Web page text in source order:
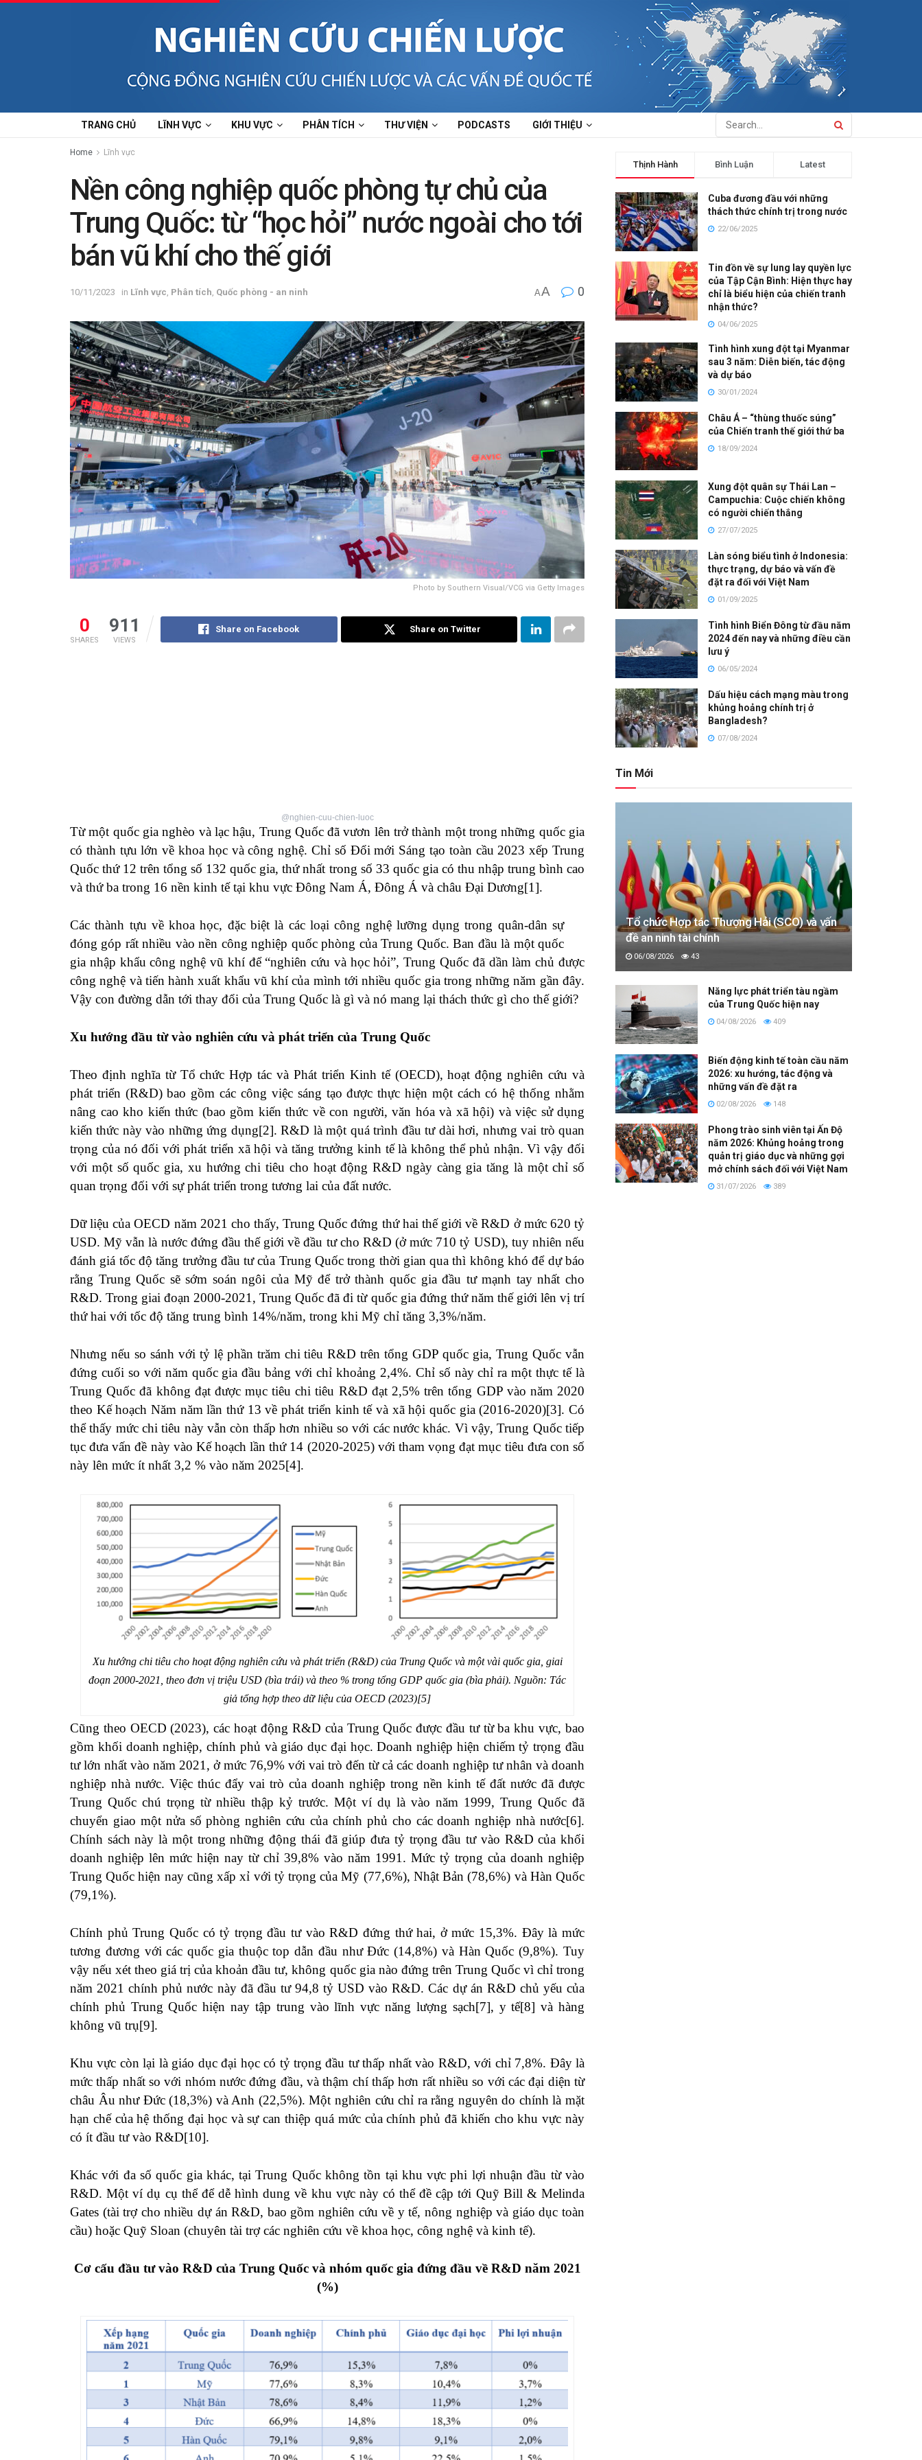
TRANG CHỦ LĨNH VỰC KHU VỰC PHÂN TÍCH THƯ VIỆN PODCASTS GIỚI THIỆU
Home Lĩnh vực
Nền công nghiệp quốc phòng tự chủ của
Trung Quốc: từ “học hỏi” nước ngoài cho tới
bán vũ khí cho thế giới
10/11/2023 in Lĩnh vực Phân tích Quốc phòng - an ninh AA 0
Photo by Southern Visual/VCG via Getty Images
0
SHARES
911
VIEWS
Share on Facebook Share on Twitter
@nghien-cuu-chien-luoc
Từ một quốc gia nghèo và lạc hậu, Trung Quốc đã vươn lên trở thành một trong những quốc gia
có thành tựu lớn về khoa học và công nghệ. Chỉ số Đổi mới Sáng tạo toàn cầu 2023 xếp Trung
Quốc thứ 12 trên tổng số 132 quốc gia, thứ nhất trong số 33 quốc gia có thu nhập trung bình cao
và thứ ba trong 16 nền kinh tế tại khu vực Đông Nam Á, Đông Á và châu Đại Dương[1].
Các thành tựu về khoa học, đặc biệt là các loại công nghệ lưỡng dụng trong quân-dân sự
đóng góp rất nhiều vào nền công nghiệp quốc phòng của Trung Quốc. Ban đầu là một quốc
gia nhập khẩu công nghệ vũ khí để “nghiên cứu và học hỏi”, Trung Quốc đã dần làm chủ được
công nghệ và tiến hành xuất khẩu vũ khí của mình tới nhiều quốc gia trong những năm gần đây.
Vậy con đường dẫn tới thay đổi của Trung Quốc là gì và nó mang lại thách thức gì cho thế giới?
Xu hướng đầu từ vào nghiên cứu và phát triển của Trung Quốc
Theo định nghĩa từ Tổ chức Hợp tác và Phát triển Kinh tế (OECD), hoạt động nghiên cứu và
phát triển (R&D) bao gồm các công việc sáng tạo được thực hiện một cách có hệ thống nhằm
nâng cao kho kiến thức (bao gồm kiến thức về con người, văn hóa và xã hội) và việc sử dụng
kiến thức này vào những ứng dụng[2]. R&D là một quá trình đầu tư dài hơi, nhưng vai trò quan
trọng của nó đối với phát triển xã hội và tăng trưởng kinh tế là không thể phủ nhận. Vì vậy đối
với một số quốc gia, xu hướng chi tiêu cho hoạt động R&D ngày càng gia tăng là một chỉ số
quan trọng đối với sự phát triển trong tương lai của đất nước.
Dữ liệu của OECD năm 2021 cho thấy, Trung Quốc đứng thứ hai thế giới về R&D ở mức 620 tỷ
USD. Mỹ vẫn là nước đứng đầu thế giới về đầu tư cho R&D (ở mức 710 tỷ USD), tuy nhiên nếu
đánh giá tốc độ tăng trưởng đầu tư của Trung Quốc trong thời gian qua thì không khó để dự báo
rằng Trung Quốc sẽ sớm soán ngôi của Mỹ để trở thành quốc gia đầu tư mạnh tay nhất cho
R&D. Trong giai đoạn 2000-2021, Trung Quốc đã đi từ quốc gia đứng thứ năm thế giới lên vị trí
thứ hai với tốc độ tăng trung bình 14%/năm, trong khi Mỹ chỉ tăng 3,3%/năm.
Nhưng nếu so sánh với tỷ lệ phần trăm chi tiêu R&D trên tổng GDP quốc gia, Trung Quốc vẫn
đứng cuối so với năm quốc gia đầu bảng với chỉ khoảng 2,4%. Chỉ số này chỉ ra một thực tế là
Trung Quốc đã không đạt được mục tiêu chi tiêu R&D đạt 2,5% trên tổng GDP vào năm 2020
theo Kế hoạch Năm năm lần thứ 13 về phát triển kinh tế và xã hội quốc gia (2016-2020)[3]. Có
thể thấy mức chi tiêu này vẫn còn thấp hơn nhiều so với các nước khác. Vì vậy, Trung Quốc tiếp
tục đưa vấn đề này vào Kế hoạch lần thứ 14 (2020-2025) với tham vọng đạt mục tiêu đưa con số
này lên mức ít nhất 3,2 % vào năm 2025[4].
Xu hướng chi tiêu cho hoạt động nghiên cứu và phát triển (R&D) của Trung Quốc và một vài quốc gia, giai
đoạn 2000-2021, theo đơn vị triệu USD (bìa trái) và theo % trong tổng GDP quốc gia (bìa phải). Nguồn: Tác
giả tổng hợp theo dữ liệu của OECD (2023)[5]
Cũng theo OECD (2023), các hoạt động R&D của Trung Quốc được đầu tư từ ba khu vực, bao
gồm khối doanh nghiệp, chính phủ và giáo dục đại học. Doanh nghiệp hiện chiếm tỷ trọng đầu
tư lớn nhất vào năm 2021, ở mức 76,9% với vai trò đến từ cả các doanh nghiệp tư nhân và doanh
nghiệp nhà nước. Việc thúc đẩy vai trò của doanh nghiệp trong nền kinh tế đất nước đã được
Trung Quốc chú trọng từ nhiều thập kỷ trước. Một ví dụ là vào năm 1999, Trung Quốc đã
chuyển giao một nửa số phòng nghiên cứu của chính phủ cho các doanh nghiệp nhà nước[6].
Chính sách này là một trong những động thái đã giúp đưa tỷ trọng đầu tư vào R&D của khối
doanh nghiệp lên mức hiện nay từ chỉ 39,8% vào năm 1991. Mức tỷ trọng của doanh nghiệp
Trung Quốc hiện nay cũng xấp xỉ với tỷ trọng của Mỹ (77,6%), Nhật Bản (78,6%) và Hàn Quốc
(79,1%).
Chính phủ Trung Quốc có tỷ trọng đầu tư vào R&D đứng thứ hai, ở mức 15,3%. Đây là mức
tương đương với các quốc gia thuộc top dẫn đầu như Đức (14,8%) và Hàn Quốc (9,8%). Tuy
vậy nếu xét theo giá trị của khoản đầu tư, không quốc gia nào đứng trên Trung Quốc vì chỉ trong
năm 2021 chính phủ nước này đã đầu tư 94,8 tỷ USD vào R&D. Các dự án R&D chủ yếu của
chính phủ Trung Quốc hiện nay tập trung vào lĩnh vực năng lượng sạch[7], y tế[8] và hàng
không vũ trụ[9].
Khu vực còn lại là giáo dục đại học có tỷ trọng đầu tư thấp nhất vào R&D, với chỉ 7,8%. Đây là
mức thấp nhất so với nhóm nước đứng đầu, và thậm chí thấp hơn rất nhiều so với các đại diện từ
châu Âu như Đức (18,3%) và Anh (22,5%). Một nghiên cứu chỉ ra rằng nguyên do chính là mặt
hạn chế của hệ thống đại học và sự can thiệp quá mức của chính phủ đã khiến cho khu vực này
có ít đầu tư vào R&D[10].
Khác với đa số quốc gia khác, tại Trung Quốc không tồn tại khu vực phi lợi nhuận đầu từ vào
R&D. Một ví dụ cụ thể để dễ hình dung về khu vực này có thể đề cập tới Quỹ Bill & Melinda
Gates (tài trợ cho nhiều dự án R&D, bao gồm nghiên cứu về y tế, nông nghiệp và giáo dục toàn
cầu) hoặc Quỹ Sloan (chuyên tài trợ các nghiên cứu về khoa học, công nghệ và kinh tế).
Cơ cấu đầu tư vào R&D của Trung Quốc và nhóm quốc gia đứng đầu về R&D năm 2021
(%)
Thịnh Hành Bình Luận Latest
Cuba đương đầu với những
thách thức chính trị trong nước
22/06/2025
Tin đồn về sự lung lay quyền lực
của Tập Cận Bình: Hiện thực hay
chỉ là biểu hiện của chiến tranh
nhận thức?
04/06/2025
Tình hình xung đột tại Myanmar
sau 3 năm: Diễn biến, tác động
và dự báo
30/01/2024
Châu Á – “thùng thuốc súng”
của Chiến tranh thế giới thứ ba
18/09/2024
Xung đột quân sự Thái Lan –
Campuchia: Cuộc chiến không
có người chiến thắng
27/07/2025
Làn sóng biểu tình ở Indonesia:
thực trạng, dự báo và vấn đề
đặt ra đối với Việt Nam
01/09/2025
Tình hình Biển Đông từ đầu năm
2024 đến nay và những điều cần
lưu ý
06/05/2024
Dấu hiệu cách mạng màu trong
khủng hoảng chính trị ở
Bangladesh?
07/08/2024
Tin Mới
Tổ chức Hợp tác Thượng Hải (SCO) và vấn
đề an ninh tài chính
06/08/2026 43
Năng lực phát triển tàu ngầm
của Trung Quốc hiện nay
04/08/2026 409
Biến động kinh tế toàn cầu năm
2026: xu hướng, tác động và
những vấn đề đặt ra
02/08/2026 148
Phong trào sinh viên tại Ấn Độ
năm 2026: Khủng hoảng trong
quản trị giáo dục và những gợi
mở chính sách đối với Việt Nam
31/07/2026 389